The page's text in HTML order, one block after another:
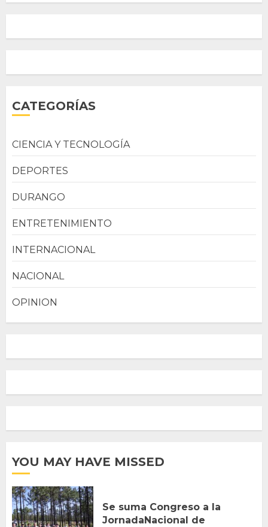
CATEGORÍAS
CIENCIA Y TECNOLOGÍA
DEPORTES
DURANGO
ENTRETENIMIENTO
INTERNACIONAL
NACIONAL
OPINION
YOU MAY HAVE MISSED
Se suma Congreso a la
JornadaNacional de